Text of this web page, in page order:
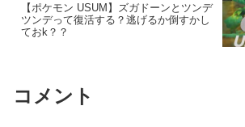
【ポケモン USUM】ズガドーンとツンデ
ツンデって復活する？逃げるか倒すかし
ておk？？
コメント